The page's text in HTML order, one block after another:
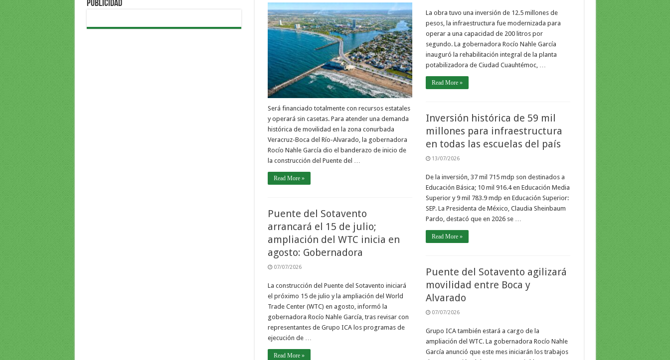
Será financiado totalmente con recursos estatales
y operará sin casetas. Para atender una demanda
histórica de movilidad en la zona conurbada
Veracruz-Boca del Río-Alvarado, la gobernadora
Rocío Nahle García dio el banderazo de inicio de
la construcción del Puente del …
Read More »
La obra tuvo una inversión de 12.5 millones de
pesos, la infraestructura fue modernizada para
operar a una capacidad de 200 litros por
segundo. La gobernadora Rocío Nahle García
inauguró la rehabilitación integral de la planta
potabilizadora de Ciudad Cuauhtémoc, …
Read More »
Inversión histórica de 59 mil
millones para infraestructura
en todas las escuelas del país
13/07/2026
De la inversión, 37 mil 715 mdp son destinados a
Educación Básica; 10 mil 916.4 en Educación Media
Superior y 9 mil 783.9 mdp en Educación Superior:
SEP. La Presidenta de México, Claudia Sheinbaum
Pardo, destacó que en 2026 se …
Read More »
Puente del Sotavento
arrancará el 15 de julio;
ampliación del WTC inicia en
agosto: Gobernadora
07/07/2026
La construcción del Puente del Sotavento iniciará
el próximo 15 de julio y la ampliación del World
Trade Center (WTC) en agosto, informó la
gobernadora Rocío Nahle García, tras revisar con
representantes de Grupo ICA los programas de
ejecución de …
Read More »
Puente del Sotavento agilizará
movilidad entre Boca y
Alvarado
07/07/2026
Grupo ICA también estará a cargo de la
ampliación del WTC. La gobernadora Rocío Nahle
García anunció que este mes iniciarán los trabajos
PUBLICIDAD